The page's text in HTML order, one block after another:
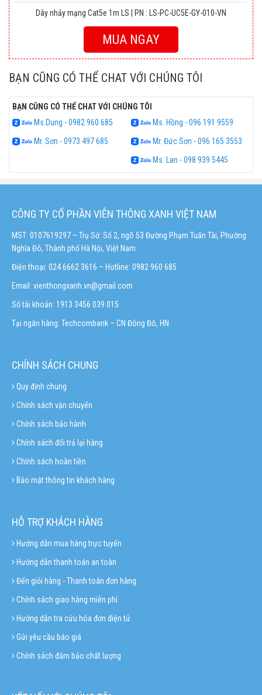
Dây nhảy mạng Cat5e 1m LS | PN : LS-PC-UC5E-GY-010-VN
MUA NGAY
BẠN CŨNG CÓ THỂ CHAT VỚI CHÚNG TÔI
BẠN CŨNG CÓ THỂ CHAT VỚI CHÚNG TÔI
Ms.Dung - 0982 960 685
Ms. Hồng - 096 191 9559
Mr. Sơn - 0973 497 685
Mr. Đức Sơn - 096 165 3553
Ms. Lan - 098 939 5445
CÔNG TY CỔ PHẦN VIỄN THÔNG XANH VIỆT NAM
MST: 0107619297 – Trụ Sở: Số 2, ngõ 53 Đường Phạm Tuấn Tài, Phường
Nghĩa Đô, Thành phố Hà Nội, Việt Nam
Điện thoại: 024.6662 3616 – Hotline: 0982 960 685
Email: vienthongxanh.vn@gmail.com
Số tài khoản: 1913 3456 039 015
Tại ngân hàng: Techcombank – CN Đông Đô, HN
CHÍNH SÁCH CHUNG
Quy định chung
Chính sách vận chuyển
Chính sách bảo hành
Chính sách đổi trả lại hàng
Chính sách hoàn tiền
Bảo mật thông tin khách hàng
HỖ TRỢ KHÁCH HÀNG
Hướng dẫn mua hàng trực tuyến
Hướng dẫn thanh toán an toàn
Đến giỏi hàng - Thanh toán đơn hàng
Chính sách giao hàng miễn phí
Hướng dẫn tra cứu hóa đơn điện tử
Gửi yêu cầu báo giá
Chính sách đảm bảo chất lượng